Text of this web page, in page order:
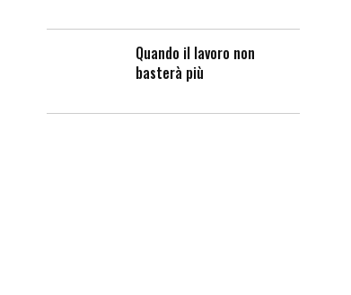
Quando il lavoro non
basterà più